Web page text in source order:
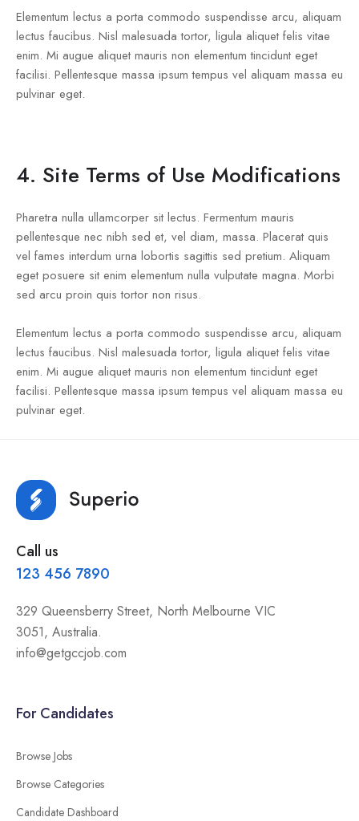
Elementum lectus a porta commodo suspendisse arcu, aliquam
lectus faucibus. Nisl malesuada tortor, ligula aliquet felis vitae
enim. Mi augue aliquet mauris non elementum tincidunt eget
facilisi. Pellentesque massa ipsum tempus vel aliquam massa eu
pulvinar eget.
4. Site Terms of Use Modifications
Pharetra nulla ullamcorper sit lectus. Fermentum mauris
pellentesque nec nibh sed et, vel diam, massa. Placerat quis
vel fames interdum urna lobortis sagittis sed pretium. Aliquam
eget posuere sit enim elementum nulla vulputate magna. Morbi
sed arcu proin quis tortor non risus.
Elementum lectus a porta commodo suspendisse arcu, aliquam
lectus faucibus. Nisl malesuada tortor, ligula aliquet felis vitae
enim. Mi augue aliquet mauris non elementum tincidunt eget
facilisi. Pellentesque massa ipsum tempus vel aliquam massa eu
pulvinar eget.
Call us
123 456 7890
329 Queensberry Street, North Melbourne VIC
3051, Australia.
info@getgccjob.com
For Candidates
Browse Jobs
Browse Categories
Candidate Dashboard